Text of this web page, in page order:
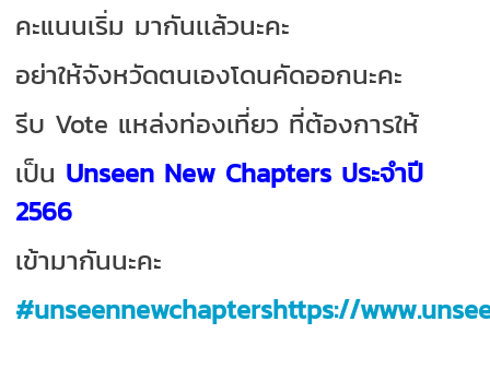
คะแนนเริ่ม มากันเเล้วนะคะ
อย่าให้จังหวัดตนเองโดนคัดออกนะคะ
รีบ Vote แหล่งท่องเที่ยว ที่ต้องการให้
เป็น Unseen New Chapters ประจำปี
2566
เข้ามากันนะคะ
#unseennewchaptershttps://